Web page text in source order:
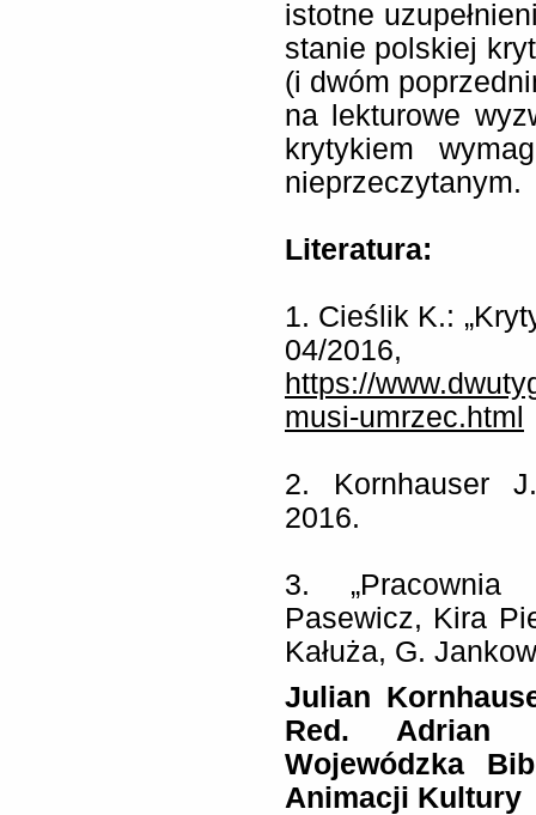
istotne
stanie polskiej
(i dwóm
na lekturowe
krytykiem
nieprzeczytanym.
Literatura:
1. Cieślik K.:
04/2016,
https://
musi-umrzec.html
2. Kornhauser
2016.
3. „Pracownia
Pasewicz, Kira
Kałuża, G.
Julian
Red. Adrian
Wojewódzka
Animacji Kultury